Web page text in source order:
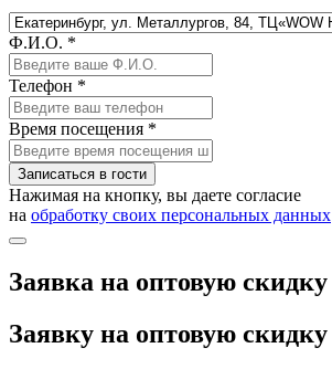
Ф.И.О. *
Телефон *
Время посещения *
Записаться в гости
Нажимая на кнопку, вы даете согласие
на обработку своих персональных данных
Заявка на оптовую скидку
Заявку на оптовую скидку